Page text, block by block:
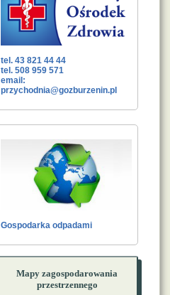
tel. 43 821 44 44
tel. 508 959 571
email:
przychodnia@gozburzenin.pl
Gospodarka odpadami
Mapy zagospodarowania
przestrzennego